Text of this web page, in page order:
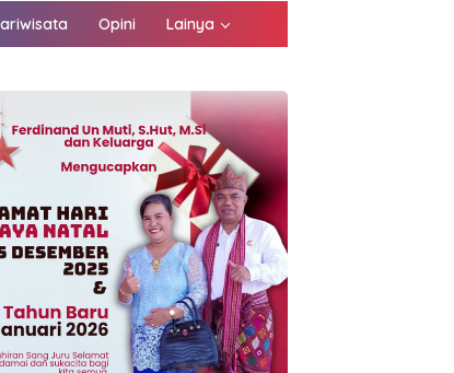
Opini Lainya